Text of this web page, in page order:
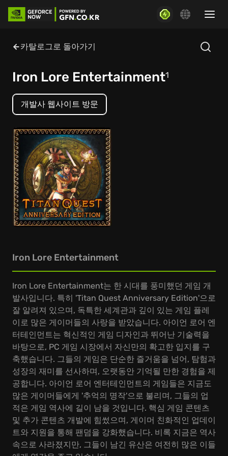
카탈로그로 돌아가기
Iron Lore Entertainment1
개발사 웹사이트 방문
Iron Lore Entertainment
Iron Lore Entertainment는 한 시대를 풍미했던 게임 개
발사입니다. 특히 'Titan Quest Anniversary Edition'으로
잘 알려져 있으며, 독특한 세계관과 깊이 있는 게임 플레
이로 많은 게이머들의 사랑을 받았습니다. 아이언 로어 엔
터테인먼트는 혁신적인 게임 디자인과 뛰어난 기술력을
바탕으로, PC 게임 시장에서 자신만의 확고한 입지를 구
축했습니다. 그들의 게임은 단순한 즐거움을 넘어, 탐험과
성장의 재미를 선사하며, 오랫동안 기억될 만한 경험을 제
공합니다. 아이언 로어 엔터테인먼트의 게임들은 지금도
많은 게이머들에게 '추억의 명작'으로 불리며, 그들의 업
적은 게임 역사에 길이 남을 것입니다. 핵심 게임 콘텐츠
및 추가 콘텐츠 개발에 힘썼으며, 게이머 친화적인 업데이
트와 지원을 통해 팬덤을 강화했습니다. 비록 지금은 역사
속으로 사라졌지만, 그들이 남긴 유산은 여전히 많은 이들